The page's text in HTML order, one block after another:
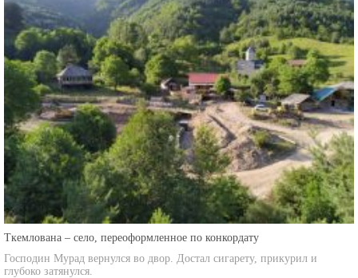
Ткемлована – село, переоформленное по конкордату
Господин Мурад вернулся во двор. Достал сигарету, прикурил и
глубоко затянулся.